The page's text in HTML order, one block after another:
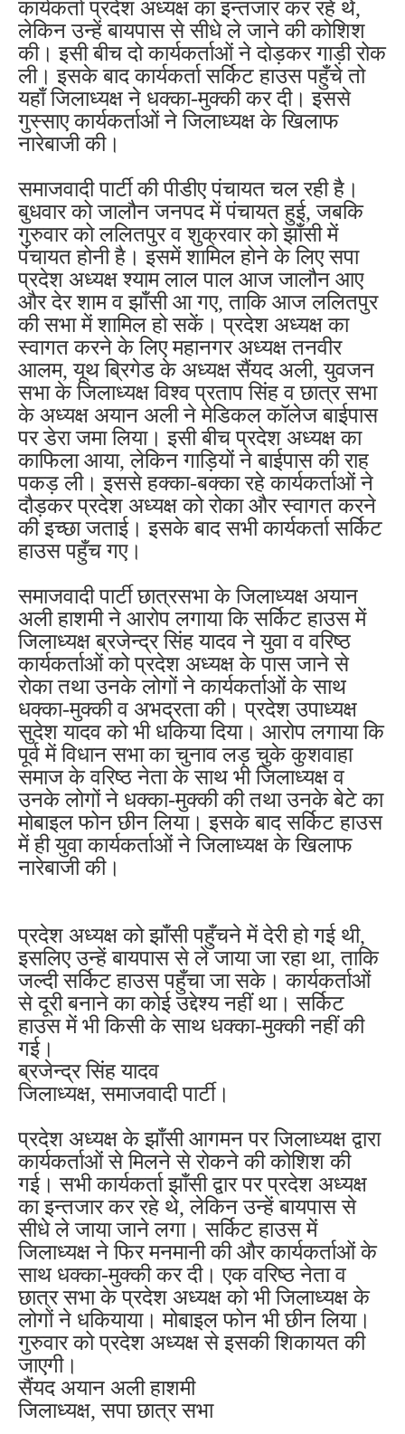
कार्यकर्ता प्रदेश अध्यक्ष का इन्तजार कर रहे थे,
लेकिन उन्हें बायपास से सीधे ले जाने की कोशिश
की। इसी बीच दो कार्यकर्ताओं ने दोड़कर गाड़ी रोक
ली। इसके बाद कार्यकर्ता सर्किट हाउस पहुँचे तो
यहाँ जिलाध्यक्ष ने धक्का-मुक्की कर दी। इससे
गुस्साए कार्यकर्ताओं ने जिलाध्यक्ष के खिलाफ
नारेबाजी की।
समाजवादी पार्टी की पीडीए पंचायत चल रही है।
बुधवार को जालौन जनपद में पंचायत हुई, जबकि
गुरुवार को ललितपुर व शुक्रवार को झाँसी में
पंचायत होनी है। इसमें शामिल होने के लिए सपा
प्रदेश अध्यक्ष श्याम लाल पाल आज जालौन आए
और देर शाम व झाँसी आ गए, ताकि आज ललितपुर
की सभा में शामिल हो सकें। प्रदेश अध्यक्ष का
स्वागत करने के लिए महानगर अध्यक्ष तनवीर
आलम, यूथ ब्रिगेड के अध्यक्ष सैंयद अली, युवजन
सभा के जिलाध्यक्ष विश्व प्रताप सिंह व छात्र सभा
के अध्यक्ष अयान अली ने मेडिकल कॉलेज बाईपास
पर डेरा जमा लिया। इसी बीच प्रदेश अध्यक्ष का
काफिला आया, लेकिन गाड़ियों ने बाईपास की राह
पकड़ ली। इससे हक्का-बक्का रहे कार्यकर्ताओं ने
दौड़कर प्रदेश अध्यक्ष को रोका और स्वागत करने
की इच्छा जताई। इसके बाद सभी कार्यकर्ता सर्किट
हाउस पहुँच गए।
समाजवादी पार्टी छात्रसभा के जिलाध्यक्ष अयान
अली हाशमी ने आरोप लगाया कि सर्किट हाउस में
जिलाध्यक्ष ब्रजेन्द्र सिंह यादव ने युवा व वरिष्ठ
कार्यकर्ताओं को प्रदेश अध्यक्ष के पास जाने से
रोका तथा उनके लोगों ने कार्यकर्ताओं के साथ
धक्का-मुक्की व अभद्रता की। प्रदेश उपाध्यक्ष
सुदेश यादव को भी धकिया दिया। आरोप लगाया कि
पूर्व में विधान सभा का चुनाव लड़ चुके कुशवाहा
समाज के वरिष्ठ नेता के साथ भी जिलाध्यक्ष व
उनके लोगों ने धक्का-मुक्की की तथा उनके बेटे का
मोबाइल फोन छीन लिया। इसके बाद सर्किट हाउस
में ही युवा कार्यकर्ताओं ने जिलाध्यक्ष के खिलाफ
नारेबाजी की।
प्रदेश अध्यक्ष को झाँसी पहुँचने में देरी हो गई थी,
इसलिए उन्हें बायपास से ले जाया जा रहा था, ताकि
जल्दी सर्किट हाउस पहुँचा जा सके। कार्यकर्ताओं
से दूरी बनाने का कोई उद्देश्य नहीं था। सर्किट
हाउस में भी किसी के साथ धक्का-मुक्की नहीं की
गई।
ब्रजेन्द्र सिंह यादव
जिलाध्यक्ष, समाजवादी पार्टी।
प्रदेश अध्यक्ष के झाँसी आगमन पर जिलाध्यक्ष द्वारा
कार्यकर्ताओं से मिलने से रोकने की कोशिश की
गई। सभी कार्यकर्ता झाँसी द्वार पर प्रदेश अध्यक्ष
का इन्तजार कर रहे थे, लेकिन उन्हें बायपास से
सीधे ले जाया जाने लगा। सर्किट हाउस में
जिलाध्यक्ष ने फिर मनमानी की और कार्यकर्ताओं के
साथ धक्का-मुक्की कर दी। एक वरिष्ठ नेता व
छात्र सभा के प्रदेश अध्यक्ष को भी जिलाध्यक्ष के
लोगों ने धकियाया। मोबाइल फोन भी छीन लिया।
गुरुवार को प्रदेश अध्यक्ष से इसकी शिकायत की
जाएगी।
सैंयद अयान अली हाशमी
जिलाध्यक्ष, सपा छात्र सभा